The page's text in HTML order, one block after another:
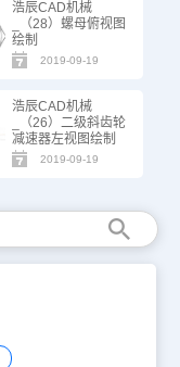
浩辰CAD机械
_（28）螺母俯视图
绘制
2019-09-19
浩辰CAD机械
_（26）二级斜齿轮
减速器左视图绘制
2019-09-19